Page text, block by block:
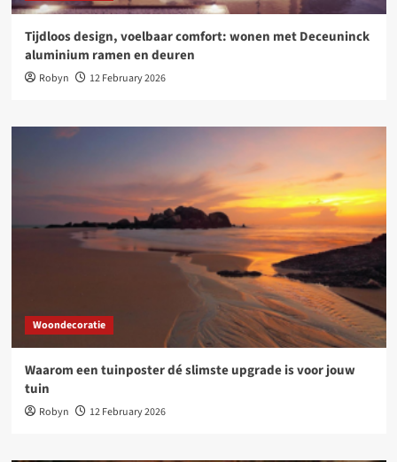
Tijdloos design, voelbaar comfort: wonen met Deceuninck
aluminium ramen en deuren
Robyn 12 February 2026
Woondecoratie
Waarom een tuinposter dé slimste upgrade is voor jouw
tuin
Robyn 12 February 2026